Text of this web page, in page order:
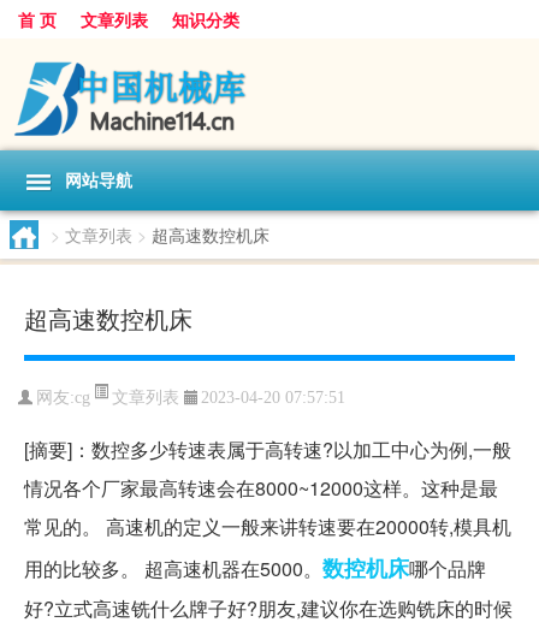
首 页 文章列表 知识分类
网站导航
> 文章列表 > 超高速数控机床
超高速数控机床
网友:cg 文章列表 2023-04-20 07:57:51
[摘要]：数控多少转速表属于高转速?以加工中心为例,一般
情况各个厂家最高转速会在8000~12000这样。这种是最
常见的。 高速机的定义一般来讲转速要在20000转,模具机
用的比较多。 超高速机器在5000。 数控机床哪个品牌
好?立式高速铣什么牌子好?朋友,建议你在选购铣床的时候